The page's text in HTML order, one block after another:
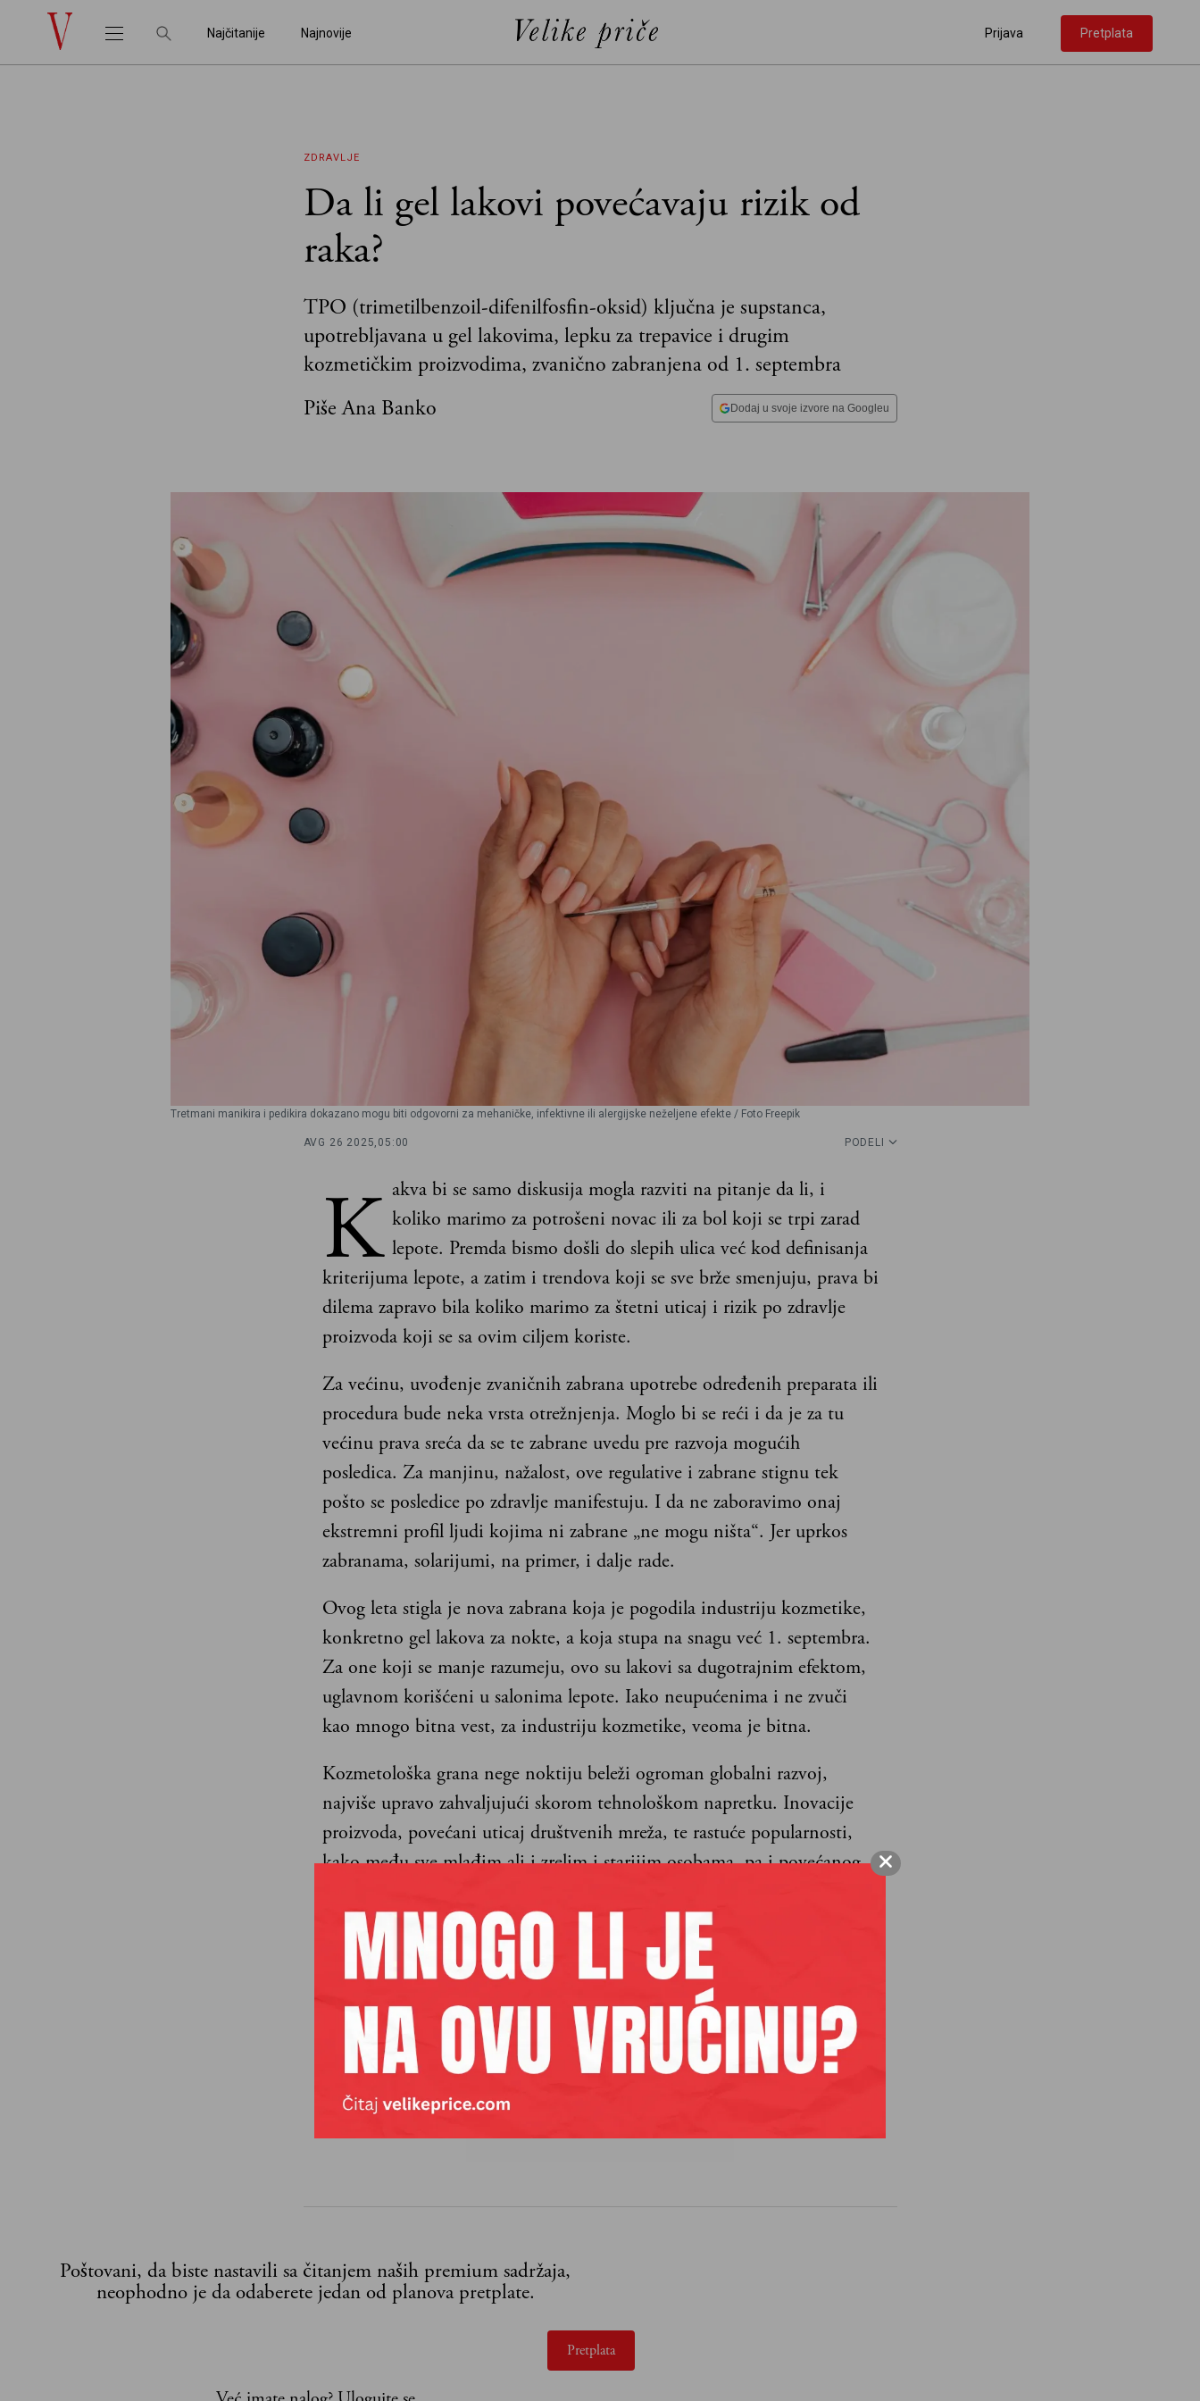
Najčitanije Najnovije Prijava Pretplata
ZDRAVLJE
Da li gel lakovi povećavaju rizik od
raka?
TPO (trimetilbenzoil-difenilfosfin-oksid) ključna je supstanca,
upotrebljavana u gel lakovima, lepku za trepavice i drugim
kozmetičkim proizvodima, zvanično zabranjena od 1. septembra
Piše Ana Banko
Dodaj u svoje izvore na Googleu
Tretmani manikira i pedikira dokazano mogu biti odgovorni za mehaničke, infektivne ili alergijske neželjene efekte / Foto Freepik
AVG 26 2025, 05:00 PODELI
K akva bi se samo diskusija mogla razviti na pitanje da li, i
koliko marimo za potrošeni novac ili za bol koji se trpi zarad
lepote. Premda bismo došli do slepih ulica već kod definisanja
kriterijuma lepote, a zatim i trendova koji se sve brže smenjuju, prava bi
dilema zapravo bila koliko marimo za štetni uticaj i rizik po zdravlje
proizvoda koji se sa ovim ciljem koriste.
Za većinu, uvođenje zvaničnih zabrana upotrebe određenih preparata ili
procedura bude neka vrsta otrežnjenja. Moglo bi se reći i da je za tu
većinu prava sreća da se te zabrane uvedu pre razvoja mogućih
posledica. Za manjinu, nažalost, ove regulative i zabrane stignu tek
pošto se posledice po zdravlje manifestuju. I da ne zaboravimo onaj
ekstremni profil ljudi kojima ni zabrane „ne mogu ništa“. Jer uprkos
zabranama, solarijumi, na primer, i dalje rade.
Ovog leta stigla je nova zabrana koja je pogodila industriju kozmetike,
konkretno gel lakova za nokte, a koja stupa na snagu već 1. septembra.
Za one koji se manje razumeju, ovo su lakovi sa dugotrajnim efektom,
uglavnom korišćeni u salonima lepote. Iako neupućenima i ne zvuči
kao mnogo bitna vest, za industriju kozmetike, veoma je bitna.
Kozmetološka grana nege noktiju beleži ogroman globalni razvoj,
najviše upravo zahvaljujući skorom tehnološkom napretku. Inovacije
proizvoda, povećani uticaj društvenih mreža, te rastuće popularnosti,
kako među sve mlađim ali i zrelim i starijim osobama, pa i povećanog
deset milijardi američkih dolara. Ali kako tržište upravo sada najviše
raste, procene su da će se ono udvostručiti već do kraja ove decenije. To
čini globalnu stopu rasta od preko 9%. Među proizvodima za negu
noktiju, segment lakova za nokte čini najveći udeo zbog raznovrsnosti i
cene proizvoda.
Poštovani, da biste nastavili sa čitanjem naših premium sadržaja,
neophodno je da odaberete jedan od planova pretplate.
Pretplata